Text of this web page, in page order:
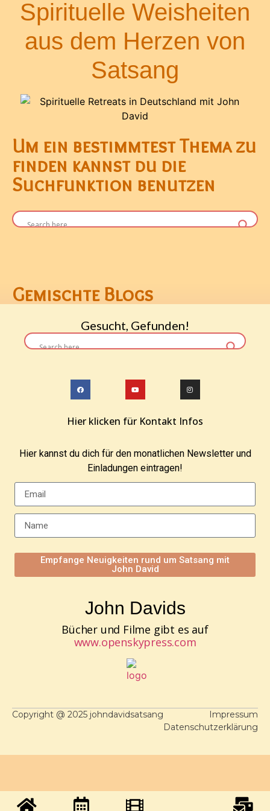
Spirituelle Weisheiten
aus dem Herzen von
Satsang
Um ein bestimmtest Thema zu
finden kannst du die
Suchfunktion benutzen
Gemischte Blogs
Gesucht, Gefunden!
Hier klicken für Kontakt Infos
Hier kannst du dich für den monatlichen Newsletter und
Einladungen eintragen!
Empfange Neuigkeiten rund um Satsang mit
John David
John Davids
Bücher und Filme gibt es auf
www.openskypress.com
Copyright @ 2025 johndavidsatsang
Impressum
Datenschutzerklärung